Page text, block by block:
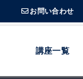
お問い合わせ
講座一覧